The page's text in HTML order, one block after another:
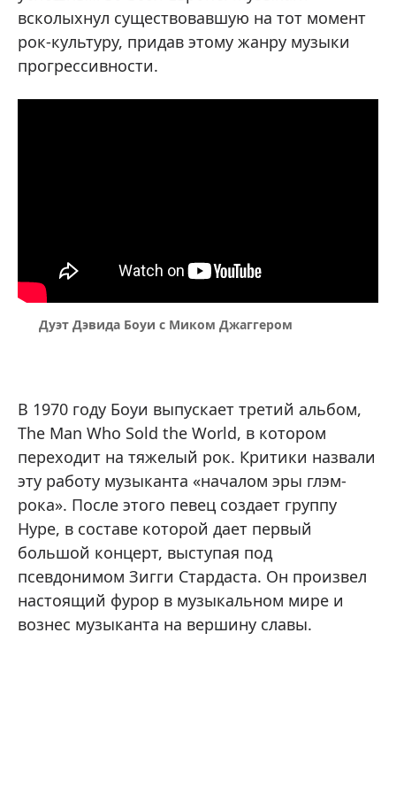
всколыхнул существовавшую на тот момент
рок-культуру, придав этому жанру музыки
прогрессивности.
Дуэт Дэвида Боуи с Миком Джаггером
В 1970 году Боуи выпускает третий альбом,
The Man Who Sold the World, в котором
переходит на тяжелый рок. Критики назвали
эту работу музыканта «началом эры глэм-
рока». После этого певец создает группу
Hype, в составе которой дает первый
большой концерт, выступая под
псевдонимом Зигги Стардаста. Он произвел
настоящий фурор в музыкальном мире и
вознес музыканта на вершину славы.